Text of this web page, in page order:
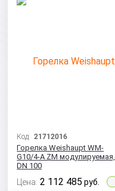
Код:21712016
Горелка Weishaupt WM-
G10/4-A ZM модулируемая,
DN 100
Цена: 2 112 485 руб.